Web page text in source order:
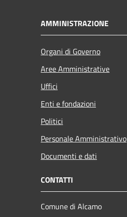
AMMINISTRAZIONE
Organi di Governo
Aree Amministrative
Uffici
Enti e fondazioni
Politici
Personale Amministrativo
Documenti e dati
CONTATTI
Comune di Alcamo